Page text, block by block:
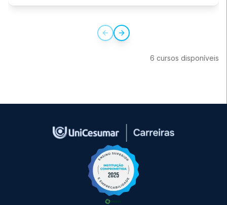
Previous slide
Next slide
6 cursos disponíveis